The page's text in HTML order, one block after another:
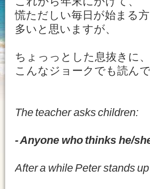
慌ただしい毎日が始まる
多いと思いますが、
ちょっっとした息抜きに、
こんなジョークでも読ん
The teacher asks children:
- Anyone who thinks he/
After a while Peter stands